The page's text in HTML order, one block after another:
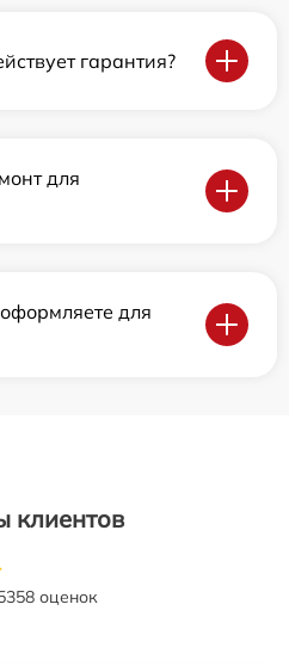
гарантия?
для
для
клиентов
оценок